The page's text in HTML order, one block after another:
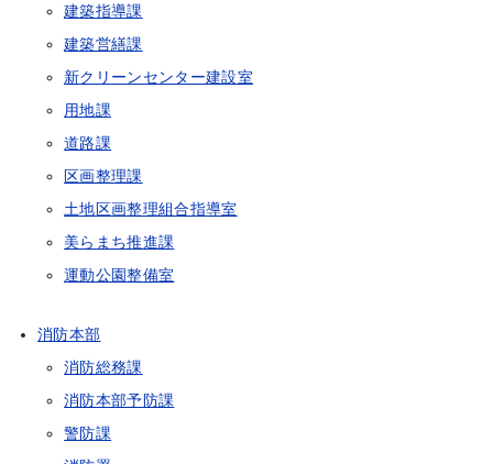
建築指導課
建築営繕課
新クリーンセンター建設室
用地課
道路課
区画整理課
土地区画整理組合指導室
美らまち推進課
運動公園整備室
消防本部
消防総務課
消防本部予防課
警防課